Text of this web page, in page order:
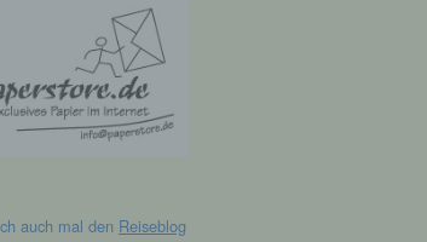
auch mal den Reiseblog